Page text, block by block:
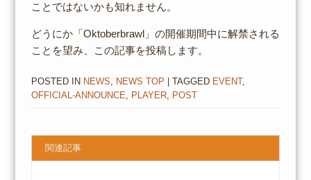
ことではないかも知れません。
どうにか「Oktoberbrawl」の開催期間中に解禁される
ことを望み、この記事を投稿します。
POSTED IN NEWS NEWS TOP | TAGGED EVENT,
OFFICIAL-ANNOUNCE
PLAYER, POST
関連記事